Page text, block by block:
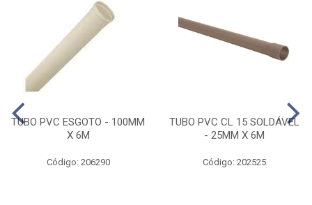
TUBO PVC ESGOTO - 100MM
X 6M
Código: 206290
TUBO PVC CL 15 SOLDÁVEL
- 25MM X 6M
Código: 202525